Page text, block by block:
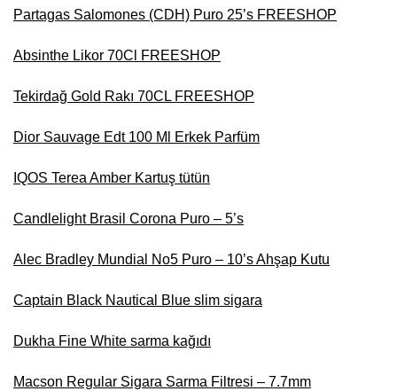
Partagas Salomones (CDH) Puro 25’s FREESHOP
Absinthe Likor 70Cl FREESHOP
Tekirdağ Gold Rakı 70CL FREESHOP
Dior Sauvage Edt 100 Ml Erkek Parfüm
IQOS Terea Amber Kartuş tütün
Candlelight Brasil Corona Puro – 5’s
Alec Bradley Mundial No5 Puro – 10’s Ahşap Kutu
Captain Black Nautical Blue slim sigara
Dukha Fine White sarma kağıdı
Macson Regular Sigara Sarma Filtresi – 7.7mm